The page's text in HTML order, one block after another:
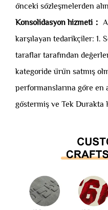
önceki sözleşmelerden
Konsolidasyon hizmeti：
karşılayan tedarikçiler: 1.
taraflar tarafından
kategoride ürün satmış
performanslarına göre en
göstermiş ve Tek Durakta